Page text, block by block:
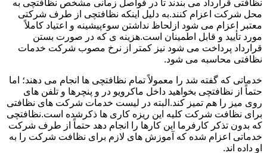
نظافتی قرارداد می بندند تا در فواصل زمانی مشخص نظافتچی به
محل شرکت اعزام کنند.به دلیل اینکه نظافتچی از طرف شرکتی
معتبر اعزام می شود ازلحاظ نداشتن سوءپیشینه و اعتیاد کاملاً
مورد تأیید و قابل اطمینان است.هزینه ی که در صورت بستن
قرارداد پرداخت می شود نیز کمتر از نرخ مصوب شرکت خدمات
نظافتی محاسبه می شود.
خدماتی که گفته شد را معمولاً تمام نظافتچی ها انجام می دهند؛ اما
حتماً از نظافتچی بخواهید داخل ماکرویو در و پنچرها و تلفن های
روی میز را هم تمیز کند.البته در لیست خدمات شرکت های نظافتی
برای نظافت شرکت کلیه این ریزه کاری ها ذکرشده است.نظافتچی
که بدون تذکر کارفرما این کارها را انجام دهد حتماً از طرف شرکت
خدماتی اعزام شده که آموزش های لازم برای نظافت شرکت را به
او داده اند.